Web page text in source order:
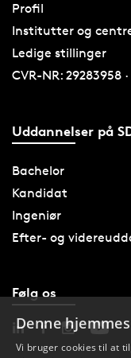
Profil
Institutter og
Ledige stillinger
CVR-NR: 29283958
Uddannelser på
Bachelor
Kandidat
Ingeniør
Efter- og
Følg os
Denne
Vi bruger cookies til at